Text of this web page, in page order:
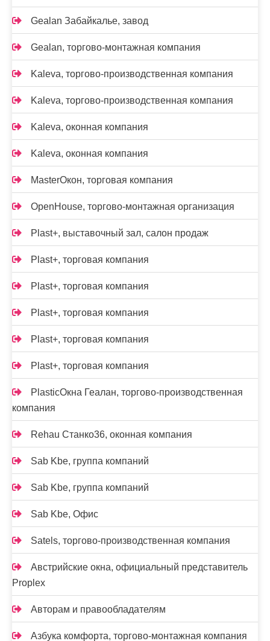
Gealan Забайкалье, завод
Gealan, торгово-монтажная компания
Kaleva, торгово-производственная компания
Kaleva, торгово-производственная компания
Kalevа, оконная компания
Kalevа, оконная компания
MasterОкон, торговая компания
OpenHouse, торгово-монтажная организация
Plast+, выставочный зал, салон продаж
Plast+, торговая компания
Plast+, торговая компания
Plast+, торговая компания
Plast+, торговая компания
Plast+, торговая компания
PlasticОкна Геалан, торгово-производственная
компания
Rehau Станко36, оконная компания
Sab Kbe, группа компаний
Sab Kbe, группа компаний
Sab Kbe, Офис
Satels, торгово-производственная компания
Австрийские окна, официальный представитель
Proplex
Авторам и правообладателям
Азбука комфорта, торгово-монтажная компания